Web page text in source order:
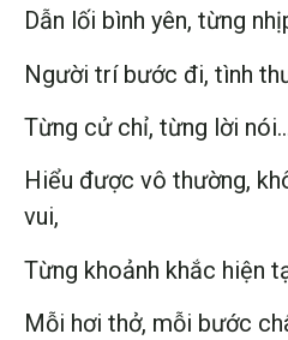
Dẫn lối bình yên, từng
Người trí bước đi, tình
Từng cử chỉ, từng lời
Hiểu được vô thường,
vui,
Từng khoảnh khắc hiện
Mỗi hơi thở, mỗi bước